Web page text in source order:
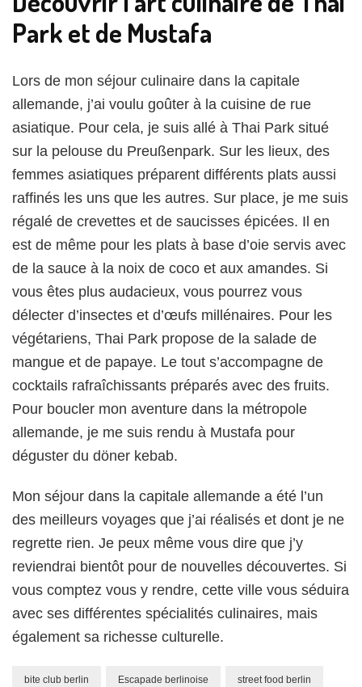
Park et de Mustafa
Lors de mon séjour culinaire dans la capitale
allemande, j’ai voulu goûter à la cuisine de rue
asiatique. Pour cela, je suis allé à Thai Park situé
sur la pelouse du Preußenpark. Sur les lieux, des
femmes asiatiques préparent différents plats aussi
raffinés les uns que les autres. Sur place, je me suis
régalé de crevettes et de saucisses épicées. Il en
est de même pour les plats à base d’oie servis avec
de la sauce à la noix de coco et aux amandes. Si
vous êtes plus audacieux, vous pourrez vous
délecter d’insectes et d’œufs millénaires. Pour les
végétariens, Thai Park propose de la salade de
mangue et de papaye. Le tout s’accompagne de
cocktails rafraîchissants préparés avec des fruits.
Pour boucler mon aventure dans la métropole
allemande, je me suis rendu à Mustafa pour
déguster du döner kebab.
Mon séjour dans la capitale allemande a été l’un
des meilleurs voyages que j’ai réalisés et dont je ne
regrette rien. Je peux même vous dire que j’y
reviendrai bientôt pour de nouvelles découvertes. Si
vous comptez vous y rendre, cette ville vous séduira
avec ses différentes spécialités culinaires, mais
également sa richesse culturelle.
bite club berlin Escapade berlinoise street food berlin